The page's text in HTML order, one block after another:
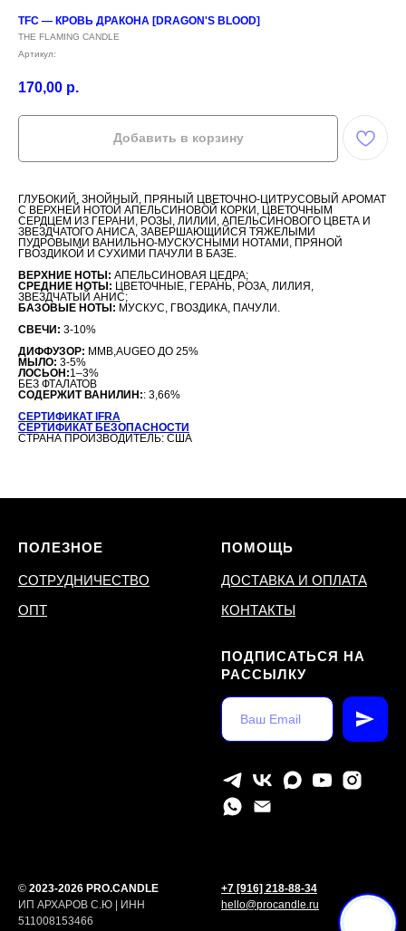
TFC — КРОВЬ ДРАКОНА [DRAGON'S BLOOD]
THE FLAMING CANDLE
Артикул:
170,00 р.
Добавить в корзину
ГЛУБОКИЙ, ЗНОЙНЫЙ, ПРЯНЫЙ ЦВЕТОЧНО-ЦИТРУСОВЫЙ АРОМАТ
С ВЕРХНЕЙ НОТОЙ АПЕЛЬСИНОВОЙ КОРКИ, ЦВЕТОЧНЫМ
СЕРДЦЕМ ИЗ ГЕРАНИ, РОЗЫ, ЛИЛИИ, АПЕЛЬСИНОВОГО ЦВЕТА И
ЗВЕЗДЧАТОГО АНИСА, ЗАВЕРШАЮЩИЙСЯ ТЯЖЕЛЫМИ
ПУДРОВЫМИ ВАНИЛЬНО-МУСКУСНЫМИ НОТАМИ, ПРЯНОЙ
ГВОЗДИКОЙ И СУХИМИ ПАЧУЛИ В БАЗЕ.
ВЕРХНИЕ НОТЫ: АПЕЛЬСИНОВАЯ ЦЕДРА;
СРЕДНИЕ НОТЫ: ЦВЕТОЧНЫЕ, ГЕРАНЬ, РОЗА, ЛИЛИЯ,
ЗВЕЗДЧАТЫЙ АНИС;
БАЗОВЫЕ НОТЫ: МУСКУС, ГВОЗДИКА, ПАЧУЛИ.
СВЕЧИ: 3-10%
ДИФФУЗОР: MMB,AUGEO ДО 25%
МЫЛО: 3-5%
ЛОСЬОН:1–3%
БЕЗ ФТАЛАТОВ
СОДЕРЖИТ ВАНИЛИН:: 3,66%
СЕРТИФИКАТ IFRA
СЕРТИФИКАТ БЕЗОПАСНОСТИ
СТРАНА ПРОИЗВОДИТЕЛЬ: США
ПОЛЕЗНОЕ
СОТРУДНИЧЕСТВО
ОПТ
ПОМОЩЬ
ДОСТАВКА И ОПЛАТА
КОНТАКТЫ
ПОДПИСАТЬСЯ НА
РАССЫЛКУ
© 2023-2026 PRO.CANDLE
ИП АРХАРОВ С.Ю | ИНН
511008153466
+7 [916] 218-88-34
hello@procandle.ru